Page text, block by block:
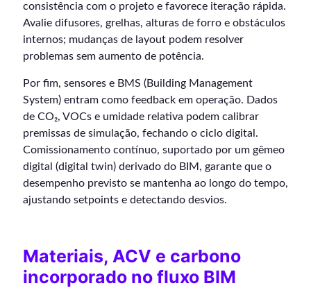
consistência com o projeto e favorece iteração rápida.
Avalie difusores, grelhas, alturas de forro e obstáculos
internos; mudanças de layout podem resolver
problemas sem aumento de potência.
Por fim, sensores e BMS (Building Management
System) entram como feedback em operação. Dados
de CO₂, VOCs e umidade relativa podem calibrar
premissas de simulação, fechando o ciclo digital.
Comissionamento contínuo, suportado por um gêmeo
digital (digital twin) derivado do BIM, garante que o
desempenho previsto se mantenha ao longo do tempo,
ajustando setpoints e detectando desvios.
Materiais, ACV e carbono
incorporado no fluxo BIM